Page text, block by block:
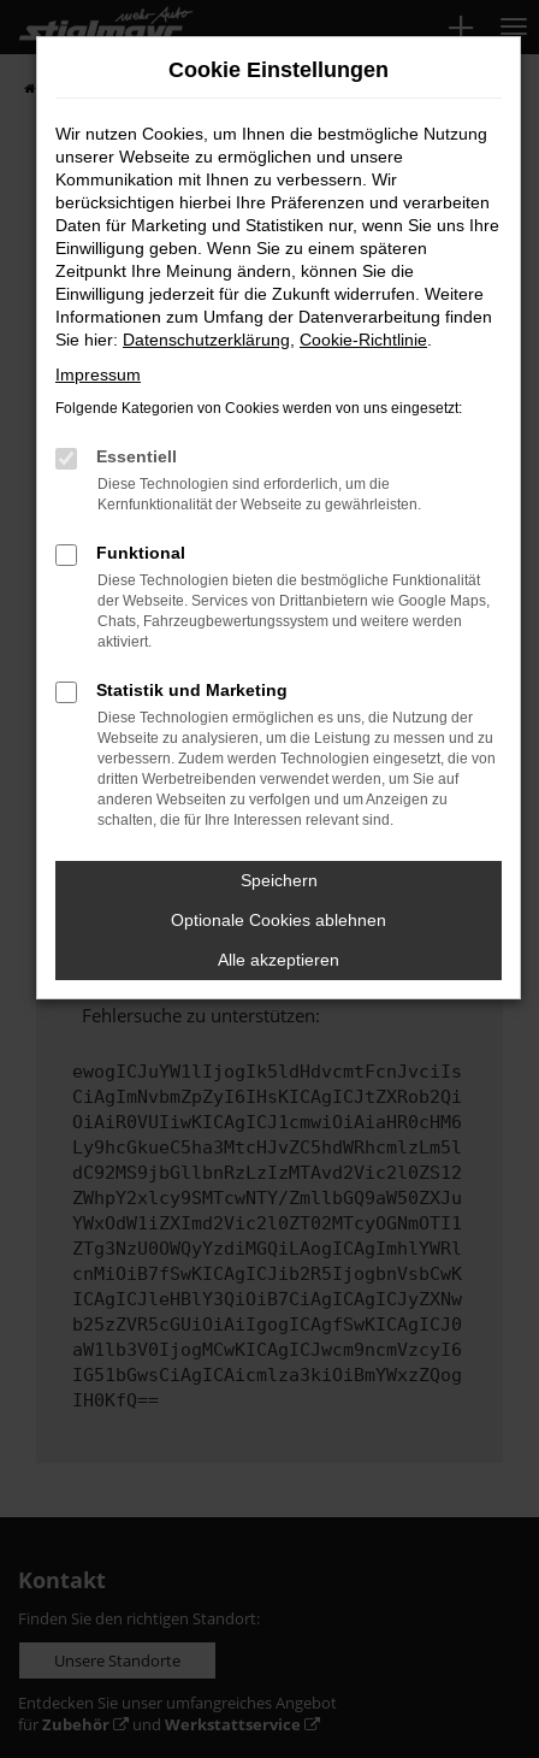
Zum
Hauptinhalt
springen
Fehler: Network Error
Beim Laden ist ein Fehler aufgetreten.
Hier sind ein paar Tipps, die dir helfen können:
Überprüfe deine Firewall und deine
Internetverbindung.
Laden andere Webseiten, zum Beispiel deine
Manche Erweiterungen, wie Werbeblocker,
können das Laden bestimmter Seiten
verhindern. Funktioniert die Seite in einem
Fenster?
Starte dein Gerät neu.
Das kann manchmal helfen, vorübergehende
Probleme zu beheben.
Stelle sicher, dass dein Browser und dein
Betriebssystem auf dem neuesten Stand
sind.
Veraltete Software birgt nicht nur ein
Sicherheitsrisiko, sondern kann auch dazu
führen, dass bestimmte Funktionen nicht mehr
Wende dich an den Webseitenbetreiber.
Wenn du alle oben genannten Schritte versucht
hast, kontaktiere uns bitte. Wir werden
versuchen, das Problem zu beheben. Du kannst
uns diesen Text schicken, um uns bei der
Fehlersuche zu unterstützen:
ewogICJuYW1lIjogIk5ldHdvcmtFcnJvciIs
CiAgImNvbmZpZyI6IHsKICAgICJtZXRob2Qi
OiAiR0VUIiwKICAgICJ1cmwiOiAiaHR0cHM6
Ly9hcGkueC5ha3MtcHJvZC5hdWRhcmlzLm5l
dC92MS9jbGllbnRzLzIzMTAvd2Vic2l0ZS12
ZWhpY2xlcy9SMTcwNTY/ZmllbGQ9aW50ZXJu
YWxOdW1iZXImd2Vic2l0ZT02MTcyOGNmOTI1
ZTg3NzU0OWQyYzdiMGQiLAogICAgImhlYWRl
cnMiOiB7fSwKICAgICJib2R5IjogbnVsbCwK
ICAgICJleHBlY3QiOiB7CiAgICAgICJyZXNw
b25zZVR5cGUiOiAiIgogICAgfSwKICAgICJ0
aW1lb3V0IjogMCwKICAgICJwcm9ncmVzcyI6
IG51bGwsCiAgICAicmlza3kiOiBmYWxzZQog
IH0KfQ==
Kontakt
Finden Sie den richtigen Standort:
Unsere Standorte
Entdecken Sie unser umfangreiches Angebot
fürZubehör und Werkstattservice
Cookie Einstellungen
Wir nutzen Cookies, um Ihnen die bestmögliche Nutzung
unserer Webseite zu ermöglichen und unsere
Kommunikation mit Ihnen zu verbessern. Wir
berücksichtigen hierbei Ihre Präferenzen und verarbeiten
Daten für Marketing und Statistiken nur, wenn Sie uns Ihre
Einwilligung geben. Wenn Sie zu einem späteren
Zeitpunkt Ihre Meinung ändern, können Sie die
Einwilligung jederzeit für die Zukunft widerrufen. Weitere
Informationen zum Umfang der Datenverarbeitung finden
Sie hier: Datenschutzerklärung Cookie-Richtlinie
Impressum
Folgende Kategorien von Cookies werden von uns eingesetzt:
Essentiell
Diese Technologien sind erforderlich, um die
Kernfunktionalität der Webseite zu gewährleisten.
Funktional
Diese Technologien bieten die bestmögliche Funktionalität
der Webseite. Services von Drittanbietern wie Google Maps,
Chats, Fahrzeugbewertungssystem und weitere werden
aktiviert.
Statistik und Marketing
Diese Technologien ermöglichen es uns, die Nutzung der
Webseite zu analysieren, um die Leistung zu messen und zu
verbessern. Zudem werden Technologien eingesetzt, die von
dritten Werbetreibenden verwendet werden, um Sie auf
anderen Webseiten zu verfolgen und um Anzeigen zu
schalten, die für Ihre Interessen relevant sind.
Speichern
Optionale Cookies ablehnen
Alle akzeptieren